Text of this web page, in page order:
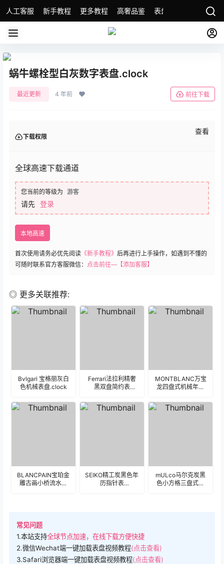
人工客服 新手教程 更多教程 高奢品鉴 表盘精选 名表故事
蜗牛螺栓型白灰数字表盘.clock
最近更新 4 年前 前往下载
下载权限
查看
全球高速下载通道
您当前的等级为 游客
请先 登录
本地高速
首次使用请务必优先阅读 《新手教程》 后再进行上手操作，如遇到不懂的
可随时联系官方客服微信： 点击前往—【添加客服】
◎ 更多关联推荐:
Bvlgari 宝格丽灰白
色机械表盘.clock
Ferrari法拉利精奢
黑双盘简约表
MONTBLANC万宝
龙四盘式机械年历
BLANCPAIN宝珀金
雕古画小桥流水表
SEIKO精工炭黑色年
历指针表
mULco马尔克炭黑
色小方格三盘式指
常见问题
1.本站支持全球节点加速，在线下载方便快捷
2.微信Wechat端一键加载表盘视频教程(点击查看)
3.Safari浏览器端一键加载表盘视频教程(点击查看)